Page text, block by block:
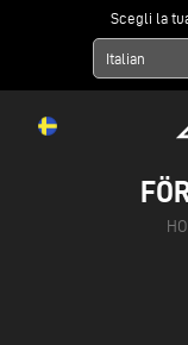
Scegli la
Italian